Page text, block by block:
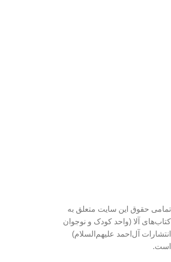
تمامی حقوق این سایت متعلق به
کتاب‌های آلا (واحد کودک و نوجوان
انتشارات آل‌احمد علیهم‌السلام)
است.